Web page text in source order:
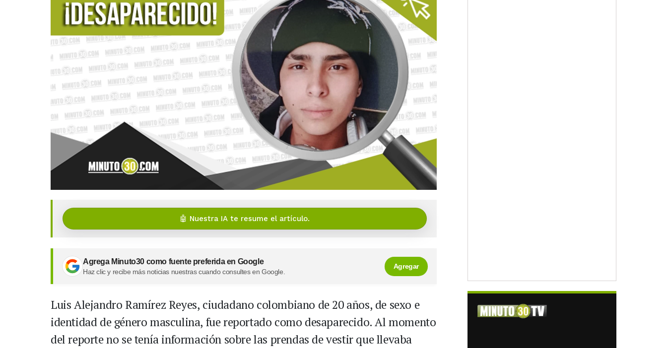
🤖 Nuestra IA te resume el artículo.
Agrega Minuto30 como fuente preferida en Google
Haz clic y recibe más noticias nuestras cuando consultes en Google.
Agregar
Luis Alejandro Ramírez Reyes, ciudadano colombiano de 20 años, de sexo e
identidad de género masculina, fue reportado como desaparecido. Al momento
del reporte no se tenía información sobre las prendas de vestir que llevaba